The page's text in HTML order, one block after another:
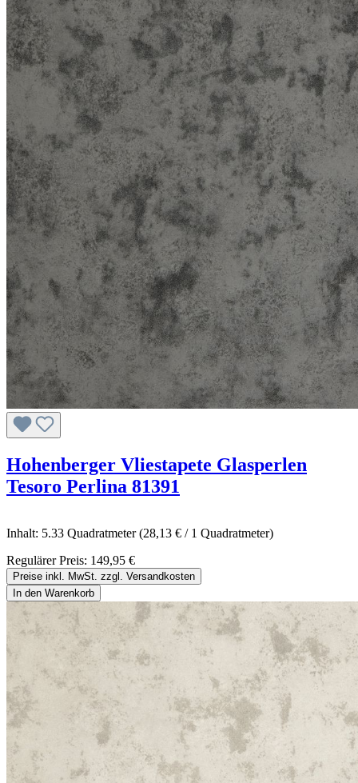
Hohenberger Vliestapete Glasperlen
Tesoro Perlina 81391
Inhalt: 5.33 Quadratmeter(28,13 € / 1 Quadratmeter)
Regulärer Preis: 149,95 €
Preise inkl. MwSt. zzgl. Versandkosten
In den Warenkorb